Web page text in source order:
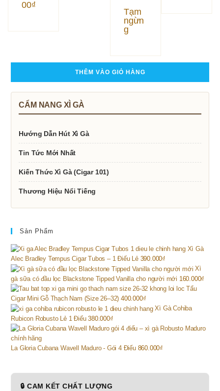
THÊM VÀO GIỎ HÀNG
00₫
THÊM VÀO GIỎ HÀNG
ĐỌC TIẾP
Tạm
ngừn
g
THÊM VÀO GIỎ HÀNG
CẨM NANG XÌ GÀ
Hướng Dẫn Hút Xì Gà
Tin Tức Mới Nhất
Kiến Thức Xì Gà (Cigar 101)
Thương Hiệu Nổi Tiếng
Sản Phẩm
Xì Gà
Alec Bradley Tempus Cigar Tubos – 1 Điếu Lẻ 390.000₫
Xì
gà sữa có đầu lọc Blackstone Tipped Vanilla cho người mới 160.000₫
Tẩu
Cigar Mini Gỗ Thạch Nam (Size 26–32) 400.000₫
Xì Gà Cohiba
Rubicon Robusto Lẻ 1 Điếu 380.000₫
La Gloria Cubana Wavell Maduro - Gói 4 Điếu 860.000₫
🔒 CAM KẾT CHẤT LƯỢNG